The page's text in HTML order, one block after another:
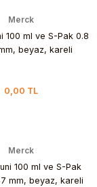
Merck
100 ml ve S-Pak 0.8
beyaz, kareli
0,00 TL
Merck
100 ml ve S-Pak
mm, beyaz, kareli